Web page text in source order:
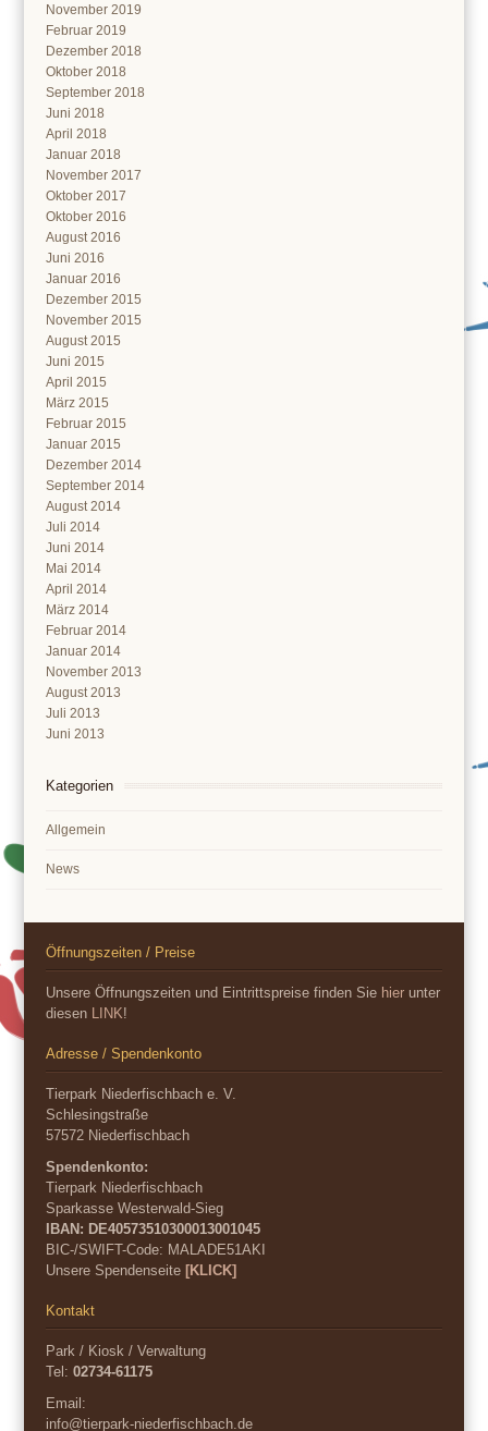
November 2019
Februar 2019
Dezember 2018
Oktober 2018
September 2018
Juni 2018
April 2018
Januar 2018
November 2017
Oktober 2017
Oktober 2016
August 2016
Juni 2016
Januar 2016
Dezember 2015
November 2015
August 2015
Juni 2015
April 2015
März 2015
Februar 2015
Januar 2015
Dezember 2014
September 2014
August 2014
Juli 2014
Juni 2014
Mai 2014
April 2014
März 2014
Februar 2014
Januar 2014
November 2013
August 2013
Juli 2013
Juni 2013
Kategorien
Allgemein
News
Öffnungszeiten / Preise
Unsere Öffnungszeiten und Eintrittspreise finden Sie hier unter
diesen LINK!
Adresse / Spendenkonto
Tierpark Niederfischbach e. V.
Schlesingstraße
57572 Niederfischbach
Spendenkonto:
Tierpark Niederfischbach
Sparkasse Westerwald-Sieg
IBAN: DE40573510300013001045
BIC-/SWIFT-Code: MALADE51AKI
Unsere Spendenseite[KLICK]
Kontakt
Park / Kiosk / Verwaltung
Tel:02734-61175
Email:
info@tierpark-niederfischbach.de